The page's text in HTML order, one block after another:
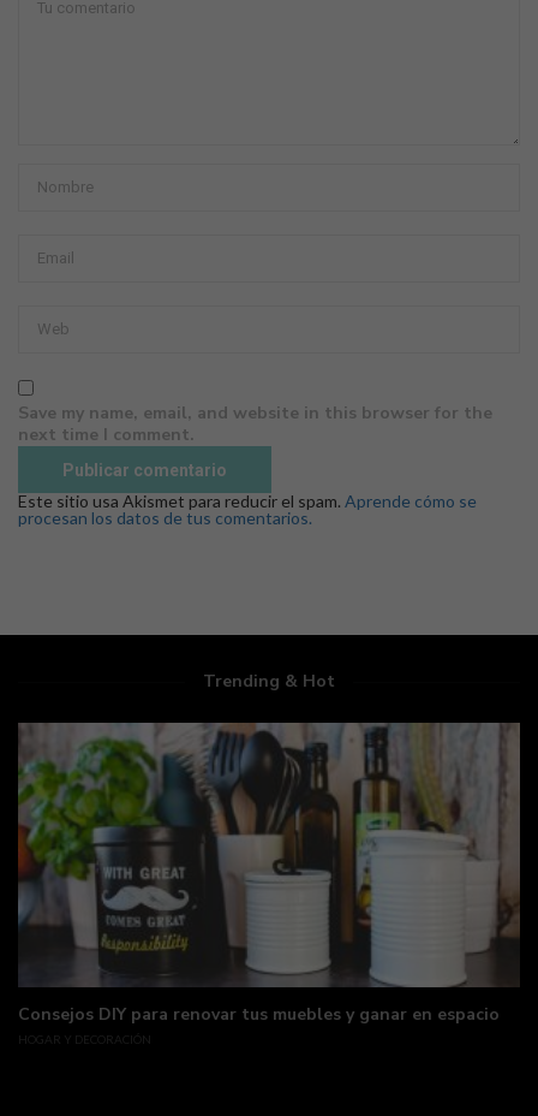
Save my name, email, and website in this browser for the
next time I comment.
Este sitio usa Akismet para reducir el spam. Aprende cómo se
procesan los datos de tus comentarios.
Trending & Hot
Consejos DIY para renovar tus muebles y ganar en espacio
HOGAR Y DECORACIÓN